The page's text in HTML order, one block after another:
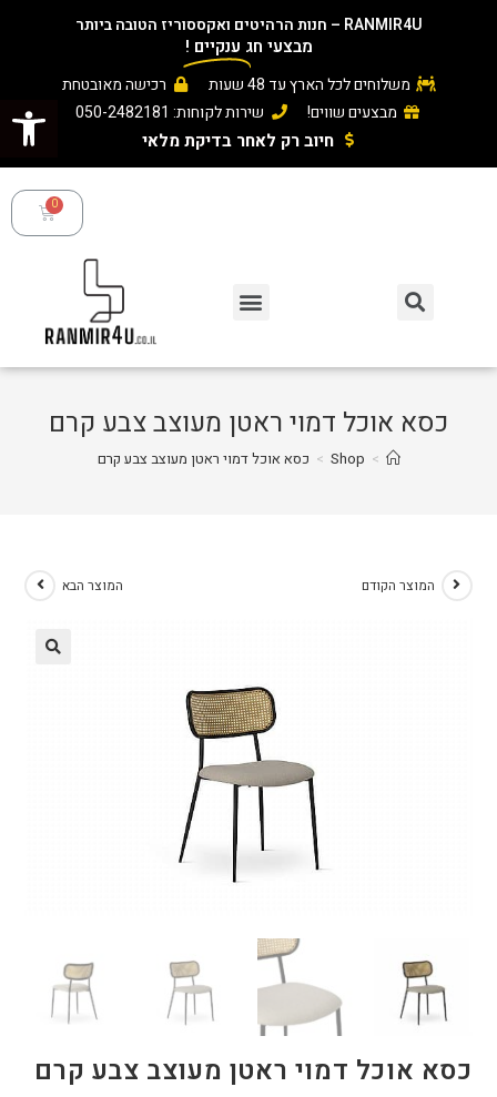
פתח סרגל נגישות
RANMIR4U – חנות הרהיטים ואקססוריז הטובה ביותר
מבצעי חג ענקיים !
משלוחים לכל הארץ עד 48 שעות
רכישה מאובטחת
מבצעים שווים!
שירות לקוחות: 050-2482181
חיוב רק לאחר בדיקת מלאי ​
כסא אוכל דמוי ראטן מעוצב צבע קרם
>
Shop
> כסא אוכל דמוי ראטן מעוצב צבע קרם
המוצר הקודם המוצר הבא
כסא אוכל דמוי ראטן מעוצב צבע קרם